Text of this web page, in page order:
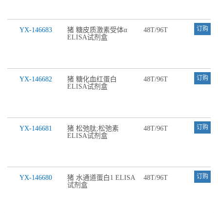
YX-146683
猪 糖皮质激素受体α
ELISA试剂盒
48T/96T 订购
YX-146682
猪 糖化血红蛋白
ELISA试剂盒
48T/96T 订购
YX-146681
猪 松弛肽;松弛素
ELISA试剂盒
48T/96T 订购
YX-146680
猪 水通道蛋白1 ELISA
试剂盒
48T/96T 订购